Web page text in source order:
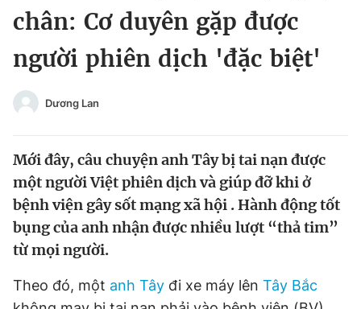
Chuyên mục khác
Chào ngày mới
Video Magazine
Sản phẩm khác
Tin đã lưu
Tin đã xem
Đăng xuất
chân: Cơ duyên gặp được
người phiên dịch 'đặc biệt'
Dương Lan
Mới đây, câu chuyện anh Tây bị tai nạn được
một người Việt phiên dịch và giúp đỡ khi ở
bệnh viện gây sốt mạng xã hội . Hành động tốt
bụng của anh nhận được nhiều lượt “thả tim”
từ mọi người.
Theo đó, một anh Tây đi xe máy lên Tây Bắc